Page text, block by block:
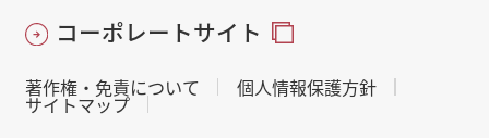
コーポレートサイト
著作権・免責について 個人情報保護方針
サイトマップ